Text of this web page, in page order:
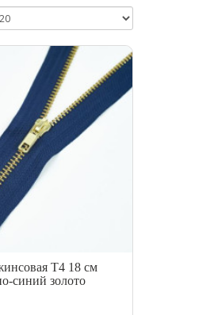
Т4 18 см
синий золото